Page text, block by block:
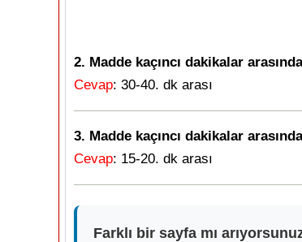
2. Madde kaçıncı dakikalar
Cevap: 30-40. dk arası
3. Madde kaçıncı dakikalar
Cevap: 15-20. dk arası
Farklı bir sayfa mı